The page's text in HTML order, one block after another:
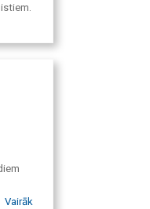
Vairāk